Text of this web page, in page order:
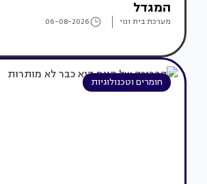
המגדל
מערכת בית ונוי 06-08-2026
חומרים וטכנולוגיות